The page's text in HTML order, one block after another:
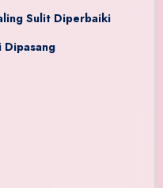
Sulit Diperbaiki